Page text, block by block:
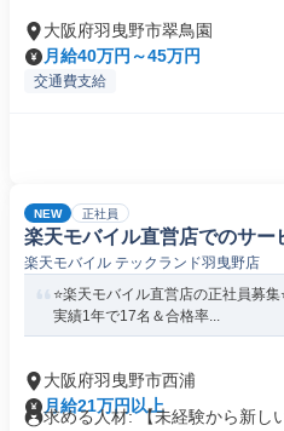
大阪府羽曳野市翠鳥園
月給40万円～45万円
交通費支給
NEW 正社員
楽天モバイル直営店でのサー
楽天モバイル テックランド羽曳野店
⭐️楽天モバイル直営店の正社員募
実績1年で17名＆合格率...
大阪府羽曳野市西浦
月給21万円以上
求める人材: 【未経験から新し